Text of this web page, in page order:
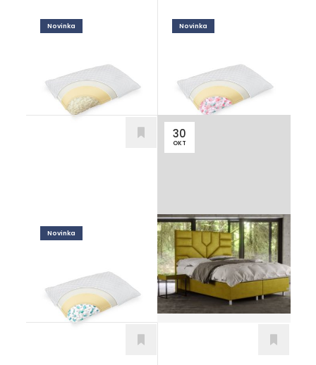
Novinka Novinka
Novinka
30
OKT
Ktorá posteľ sa
stane perlou vašej
spálne? Tá s
vysokým čelom